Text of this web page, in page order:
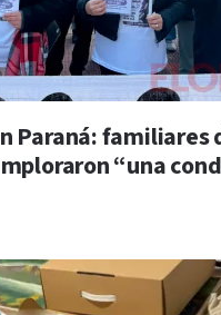
Paraná: familiares
“una